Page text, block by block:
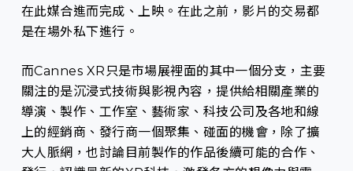
在此媒合進而完成、上映。在此之前，影片的交易都
是在場外私下進行。
而Cannes XR只是市場展裡面的其中一個分支，主要
關注的是沉浸式技術與影視內容，提供給相關產業的
導演、製作、工作室、藝術家、科技公司及各地和線
上的經銷商、發行商一個聚集、碰面的機會，除了擴
大人脈網，也討論目前製作的作品後續可能的合作、